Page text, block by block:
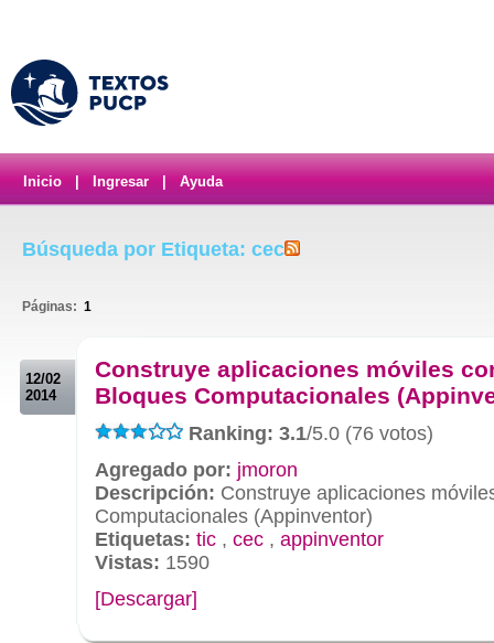
Inicio Ingresar Ayuda
Búsqueda por Etiqueta: cec
Páginas: 1
12/02
2014
Construye aplicaciones móviles
Bloques Computacionales
Ranking: 3.1/5.0 (76 votos)
Agregado por: jmoron
Descripción: Construye aplicaciones
Computacionales (Appinventor)
Etiquetas: tic , cec , appinventor
Vistas: 1590
[Descargar]